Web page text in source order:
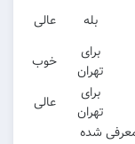
بله
عالی
برای
تهران
خوب
برای
تهران
عالی